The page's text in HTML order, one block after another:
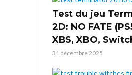
Test du jeu
2D: NO FATE
XBS, XBO,
31 décembre 2025